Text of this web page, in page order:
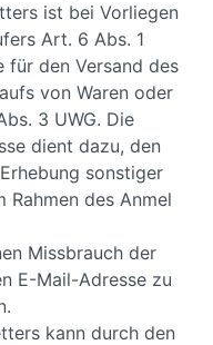
ist bei Vorliegen
Art. 6 Abs. 1
für den Versand des
von Waren oder
3 UWG. Die
dient dazu, den
sonstiger
Rahmen des Anmel
Missbrauch der
E-Mail-Adresse zu
kann durch den